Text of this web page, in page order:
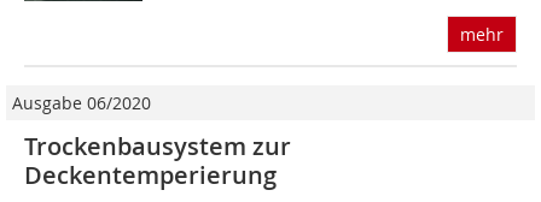
mehr
Ausgabe 06/2020
Trockenbausystem zur
Deckentemperierung